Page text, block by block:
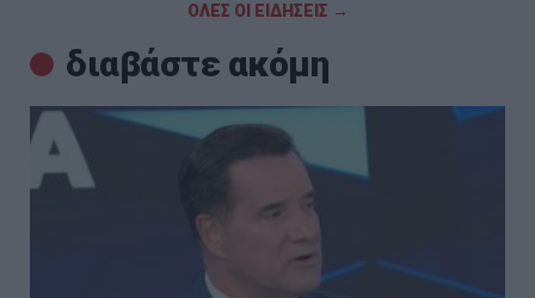
ΟΛΕΣ ΟΙ ΕΙΔΗΣΕΙΣ →
διαβάστε ακόμη